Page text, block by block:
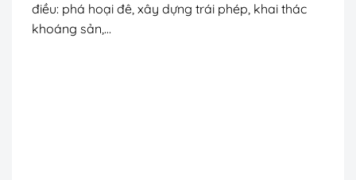
điều: phá hoại đê, xây dựng trái phép, khai thác
khoáng sản,…